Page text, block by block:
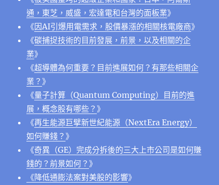
通，東芝，威盛，宏達電和台灣的面板業》
《因AI引爆用電需求，股價暴漲的相關核電廠商》
《碳捕捉技術的目前發展，前景，以及相關的企
業》
《超導體為何重要？目前進展如何？有那些相關企
業？》
《量子計算（Quantum Computing）目前的進
展，概念股有哪些？》
《再生能源巨擘新世紀能源（NextEra Energy）
如何賺錢？》
《奇異（GE）完成分拆後的三大上市公司是如何賺
錢的？前景如何？》
《降低通膨法案對美股的影響》